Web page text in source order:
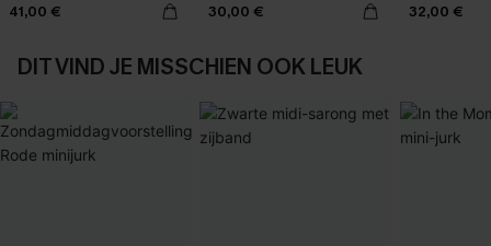
41,00 € 30,00 € 32,00 €
DIT VIND JE MISSCHIEN OOK LEUK